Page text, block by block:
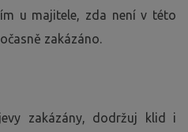
u majitele, zda není v této
zakázáno.
zakázány, dodržuj klid i